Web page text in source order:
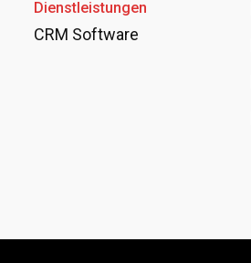
Dienstleistungen
CRM Software